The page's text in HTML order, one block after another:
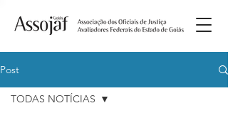
Post
TODAS NOTÍCIAS